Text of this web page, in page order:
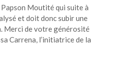
Moutité qui suite à
et doit donc subir une
Merci de votre générosité
Carrena, l’initiatrice de la